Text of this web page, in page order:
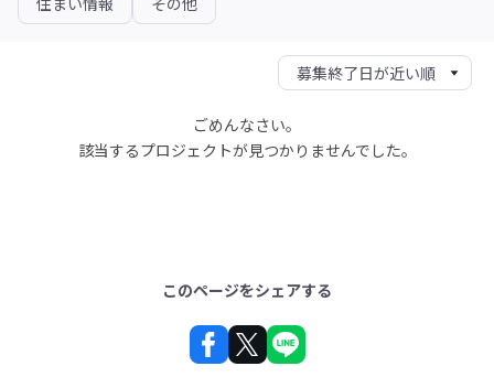
ごめんなさい。
該当するプロジェクトが見つかりませんでした。
このページをシェアする